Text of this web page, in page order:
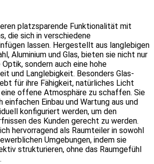
platzsparende Funktionalität mit
die sich in verschiedene
lassen. Hergestellt aus langlebigen
Aluminium und Glas, bieten sie nicht nur
sondern auch eine hohe
und Langlebigkeit. Besonders Glas-
für ihre Fähigkeit, natürliches Licht
offene Atmosphäre zu schaffen. Sie
einfachen Einbau und Wartung aus und
konfiguriert werden, um den
des Kunden gerecht zu werden.
hervorragend als Raumteiler in sowohl
Umgebungen, indem sie
strukturieren, ohne das Raumgefühl